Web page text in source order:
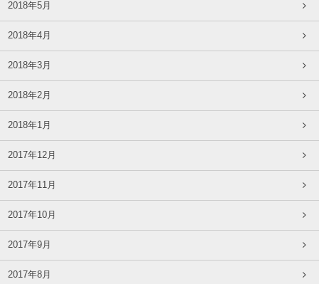
2018年5月
2018年4月
2018年3月
2018年2月
2018年1月
2017年12月
2017年11月
2017年10月
2017年9月
2017年8月